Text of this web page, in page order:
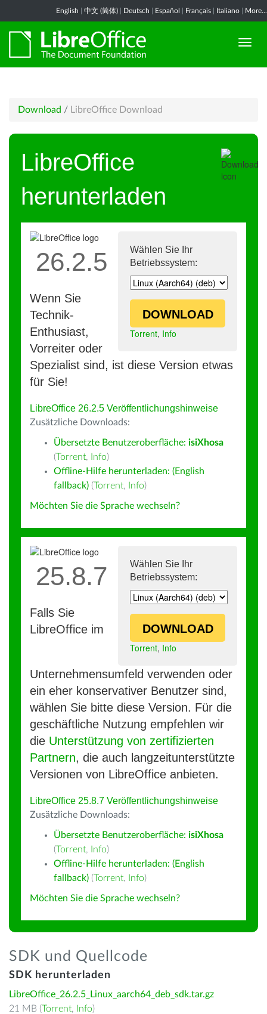
English 中文 (简体) Deutsch Español Français Italiano More...
Download / LibreOffice Download
LibreOffice
herunterladen
Wählen Sie Ihr
Betriebssystem:
DOWNLOAD
Torrent, Info
26.2.5
Wenn Sie
Technik-
Enthusiast,
Vorreiter oder
Spezialist sind, ist diese Version etwas
für Sie!
LibreOffice 26.2.5 Veröffentlichungshinweise
Zusätzliche Downloads:
Übersetzte Benutzeroberfläche: isiXhosa
(Torrent, Info)
Offline-Hilfe herunterladen: (English
fallback) (Torrent, Info)
Möchten Sie die Sprache wechseln?
Wählen Sie Ihr
Betriebssystem:
DOWNLOAD
Torrent, Info
25.8.7
Falls Sie
LibreOffice im
Unternehmensumfeld verwenden oder
ein eher konservativer Benutzer sind,
wählen Sie bitte diese Version. Für die
geschäftliche Nutzung empfehlen wir
die Unterstützung von zertifizierten
Partnern, die auch langzeitunterstützte
Versionen von LibreOffice anbieten.
LibreOffice 25.8.7 Veröffentlichungshinweise
Zusätzliche Downloads:
Übersetzte Benutzeroberfläche: isiXhosa
(Torrent, Info)
Offline-Hilfe herunterladen: (English
fallback) (Torrent, Info)
Möchten Sie die Sprache wechseln?
SDK und Quellcode
SDK herunterladen
LibreOffice_26.2.5_Linux_aarch64_deb_sdk.tar.gz
21 MB (Torrent, Info)